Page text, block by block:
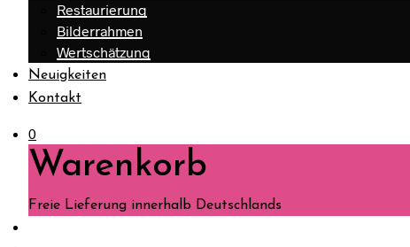
Restaurierung
Bilderrahmen
Wertschätzung
Neuigkeiten
Kontakt
0
Warenkorb
Freie Lieferung innerhalb Deutschlands